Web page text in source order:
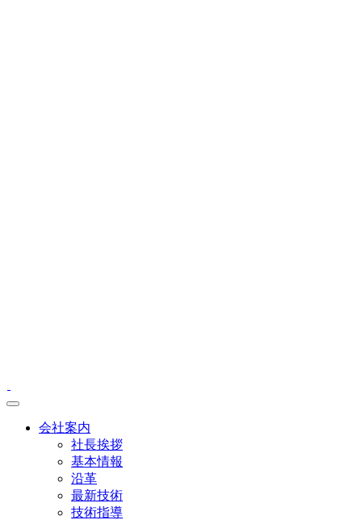
会社案内
社長挨拶
基本情報
沿革
最新技術
技術指導